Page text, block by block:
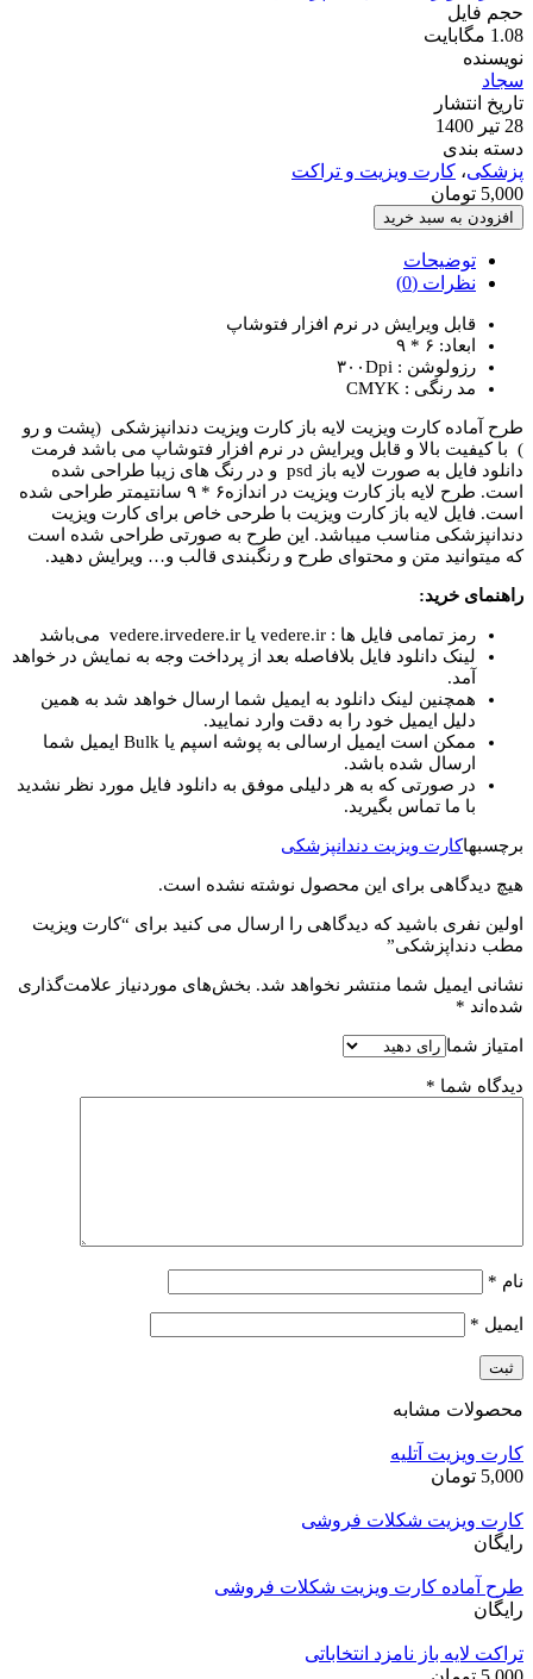
حجم فایل
1.08 مگابایت
نویسنده
سجاد
تاریخ انتشار
28 تیر 1400
دسته بندی
پزشکی، کارت ویزیت و تراکت
5,000 تومان
کارت
مطب
دنداپزشکی
افزودن به سبد خرید
توضیحات
نظرات (0)
قابل ویرایش در نرم افزار فتوشاپ
ابعاد: ۶ * ۹
رزولوشن : ۳۰۰Dpi
مد رنگی : CMYK
طرح آماده کارت ویزیت لایه باز کارت ویزیت دندانپزشکی (پشت و رو
) با کیفیت بالا و قابل ویرایش در نرم افزار فتوشاپ می باشد فرمت
دانلود فایل به صورت لایه باز psd و در رنگ های زیبا طراحی شده
است. طرح لایه باز کارت ویزیت در اندازه۶ * ۹ سانتیمتر طراحی شده
است. فایل لایه باز کارت ویزیت با طرحی خاص برای کارت ویزیت
دندانپزشکی مناسب میباشد. این طرح به صورتی طراحی شده است
که میتوانید متن و محتوای طرح و رنگبندی قالب و… ویرایش دهید.
راهنمای خرید:
رمز تمامی فایل ها : vedere.ir یا vedere.irvedere.ir می‌باشد
لینک دانلود فایل بلافاصله بعد از پرداخت وجه به نمایش در خواهد
آمد.
همچنین لینک دانلود به ایمیل شما ارسال خواهد شد به همین
دلیل ایمیل خود را به دقت وارد نمایید.
ممکن است ایمیل ارسالی به پوشه اسپم یا Bulk ایمیل شما
ارسال شده باشد.
در صورتی که به هر دلیلی موفق به دانلود فایل مورد نظر نشدید
با ما تماس بگیرید.
برچسبهاکارت ویزیت دندانپزشکی
هیچ دیدگاهی برای این محصول نوشته نشده است.
اولین نفری باشید که دیدگاهی را ارسال می کنید برای “کارت ویزیت
مطب دنداپزشکی”
نشانی ایمیل شما منتشر نخواهد شد. بخش‌های موردنیاز علامت‌گذاری
شده‌اند *
امتیاز شما
دیدگاه شما *
نام *
ایمیل *
محصولات مشابه
کارت ویزیت آتلیه
5,000 تومان
کارت ویزیت شکلات فروشی
رایگان
طرح آماده کارت ویزیت شکلات فروشی
رایگان
تراکت لایه باز نامزد انتخاباتی